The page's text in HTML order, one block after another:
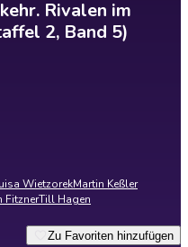
Rivalen im
2, Band 5)
WietzorekMartin Keßler
FitznerTill Hagen
Zu Favoriten hinzufügen